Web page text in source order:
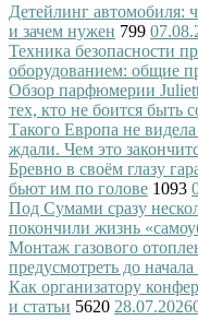
Детейлинг автомобиля:
и зачем нужен 799
Техника безопасности
оборудованием: общие
Обзор парфюмерии
тех, кто не боится быть
Такого Европа не
ждали. Чем это
Бревно в своём глазу
бьют им по голове 1093
Под Сумами сразу
покончили жизнь
Монтаж газового
предусмотреть до начала
Как организатору
и статьи 5620 28.07.2026